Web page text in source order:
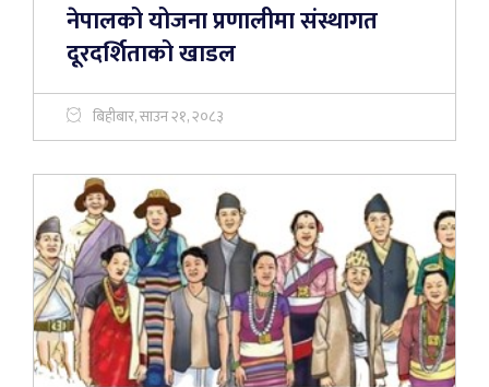
नेपालको योजना प्रणालीमा संस्थागत
दूरदर्शिताको खाडल
बिहीबार, साउन २१, २०८३